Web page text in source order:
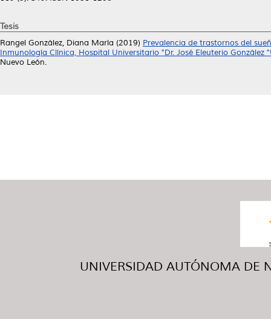
Tesis
Rangel González, Diana María (2019) Prevalencia de trastornos del
Inmunología Clínica, Hospital Universitario "Dr. José Eleuterio
Nuevo León.
UNIVERSIDAD AUTÓNOMA DE